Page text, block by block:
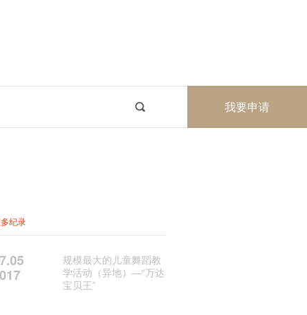
我要申请
纪录
规模最大的儿童舞蹈教
学活动（异地）—“万达
宝贝王”